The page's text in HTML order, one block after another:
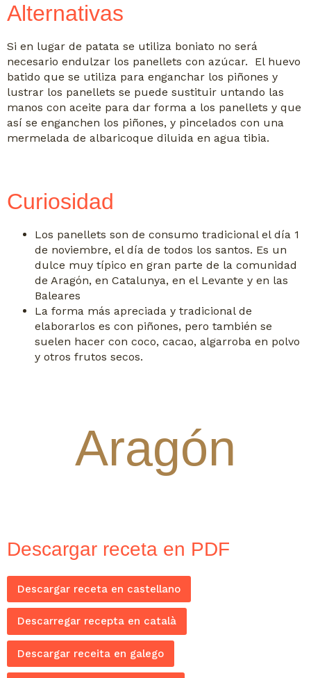
Alternativas
Si en lugar de patata se utiliza boniato no será
necesario endulzar los panellets con azúcar. El huevo
batido que se utiliza para enganchar los piñones y
lustrar los panellets se puede sustituir untando las
manos con aceite para dar forma a los panellets y que
así se enganchen los piñones, y pincelados con una
mermelada de albaricoque diluida en agua tibia.
Curiosidad
Los panellets son de consumo tradicional el día 1
de noviembre, el día de todos los santos. Es un
dulce muy típico en gran parte de la comunidad
de Aragón, en Catalunya, en el Levante y en las
Baleares
La forma más apreciada y tradicional de
elaborarlos es con piñones, pero también se
suelen hacer con coco, cacao, algarroba en polvo
y otros frutos secos.
Aragón
Descargar receta en PDF
Descargar receta en castellano
Descarregar recepta en català
Descargar receita en galego